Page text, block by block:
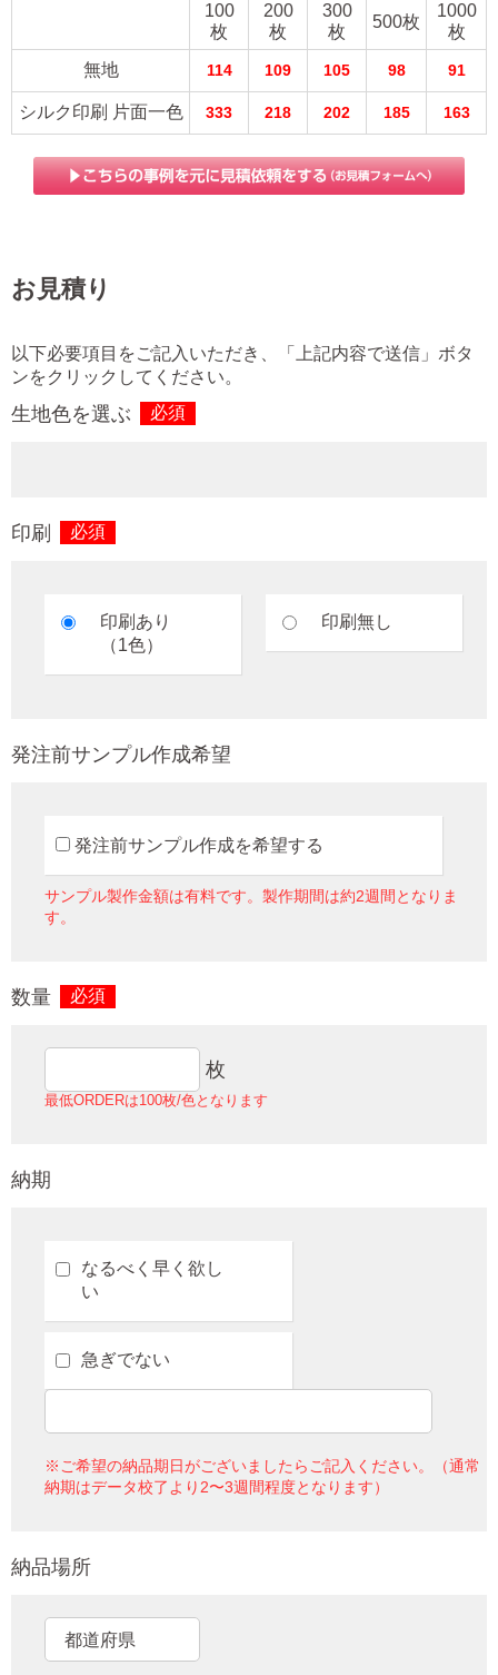
100
枚
200
枚
300
枚
500枚
1000
枚
無地
114 109 105 98 91
シルク印刷 片面一色 333 218 202 185 163
お見積り
以下必要項目をご記入いただき、「上記内容で送信」ボタ
ンをクリックしてください。
生地色を選ぶ 必須
印刷 必須
印刷あり
（1色）
印刷無し
発注前サンプル作成希望
発注前サンプル作成を希望する
サンプル製作金額は有料です。製作期間は約2週間となりま
す。
数量 必須
枚
最低ORDERは100枚/色となります
納期
なるべく早く欲し
い
急ぎでない
※ご希望の納品期日がございましたらご記入ください。（通常
納期はデータ校了より2〜3週間程度となります）
納品場所